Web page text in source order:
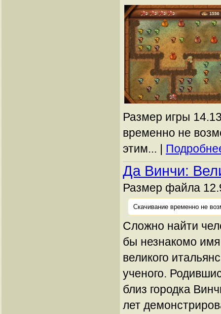
Размер игры
временно не
этим... |
Да Винчи:
Размер файла
Скачивание временно не
Сложно найти
бы незнакомо
великого
ученого.
близ городка
лет